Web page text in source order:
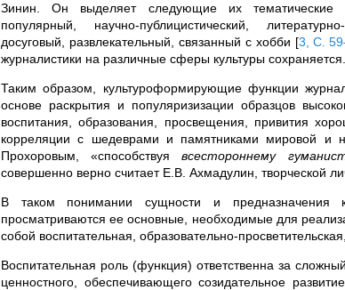
Зинин. Он выделяет следующие их тематические
популярный, научно-публицистический,
досуговый, развлекательный, связанный с хобби [3, С.
журналистики на различные сферы культуры сохраняется.
Таким образом, культуроформирующие функции
основе раскрытия и популяризизации образцов
воспитания, образования, просвещения, привития
корреляции с шедеврами и памятниками мировой и
Прохоровым, «способствуявсестороннему
совершенно верно считает Е.В. Ахмадулин, творческой
В таком понимании сущности и предназначения
просматриваются ее основные, необходимые для
собой воспитательная, образовательно-
Воспитательная роль (функция) ответственна за
ценностного, обеспечивающего созидательное